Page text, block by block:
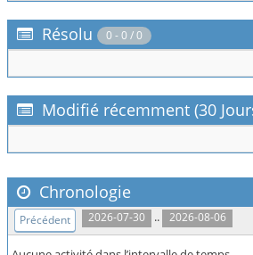
Résolu 0 - 0 / 0
Modifié récemment (30
Chronologie
2026-07-30 .. 2026-08-06
Précédent